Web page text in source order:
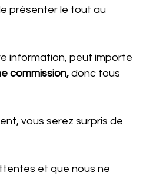
présenter le tout au
information, peut importe
commission, donc tous
vous serez surpris de
et que nous ne